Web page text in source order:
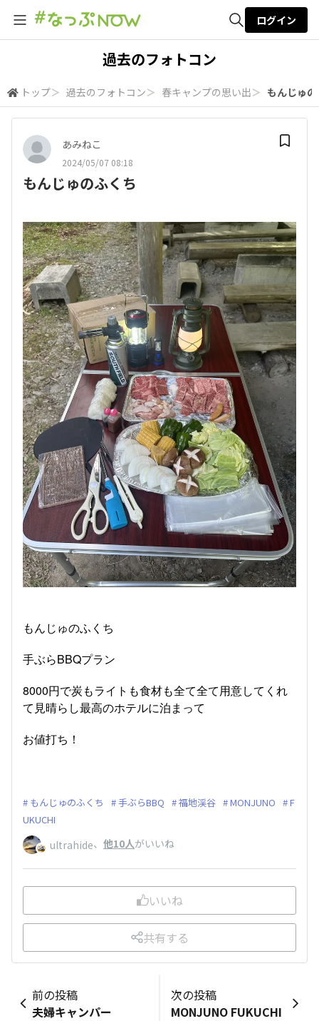
検索
ログイン
過去のフォトコン
トップ＞ 過去のフォトコン＞ 春キャンプの思い出＞ もんじゅ
あみねこ
2024/05/07 08:18
もんじゅのふくち
もんじゅのふくち
手ぶらBBQプラン
8000円で炭もライトも食材も全て全て用意してくれ
て見晴らし最高のホテルに泊まって
お値打ち！
もんじゅのふくち 手ぶらBBQ 福地渓谷 MONJUNO
F
UKUCHI
ultrahide、 他10人がいいね
いいね
共有する
前の投稿
夫婦キャンパー
次の投稿
MONJUNO FUKUCHI